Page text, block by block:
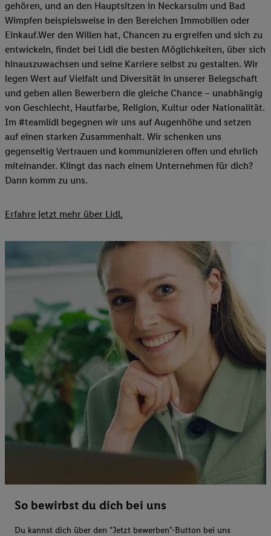
gehören, und an den Hauptsitzen in Neckarsulm und Bad
Wimpfen beispielsweise in den Bereichen Immobilien oder
Einkauf.Wer den Willen hat, Chancen zu ergreifen und sich zu
entwickeln, findet bei Lidl die besten Möglichkeiten, über sich
hinauszuwachsen und seine Karriere selbst zu gestalten. Wir
legen Wert auf Vielfalt und Diversität in unserer Belegschaft
und geben allen Bewerbern die gleiche Chance – unabhängig
von Geschlecht, Hautfarbe, Religion, Kultur oder Nationalität.
Im #teamlidl begegnen wir uns auf Augenhöhe und setzen
auf einen starken Zusammenhalt. Wir schenken uns
gegenseitig Vertrauen und kommunizieren offen und ehrlich
miteinander. Klingt das nach einem Unternehmen für dich?
Dann komm zu uns.​
Erfahre jetzt mehr über Lidl.
So bewirbst du dich bei uns
Du kannst dich über den "Jetzt bewerben"-Button bei uns